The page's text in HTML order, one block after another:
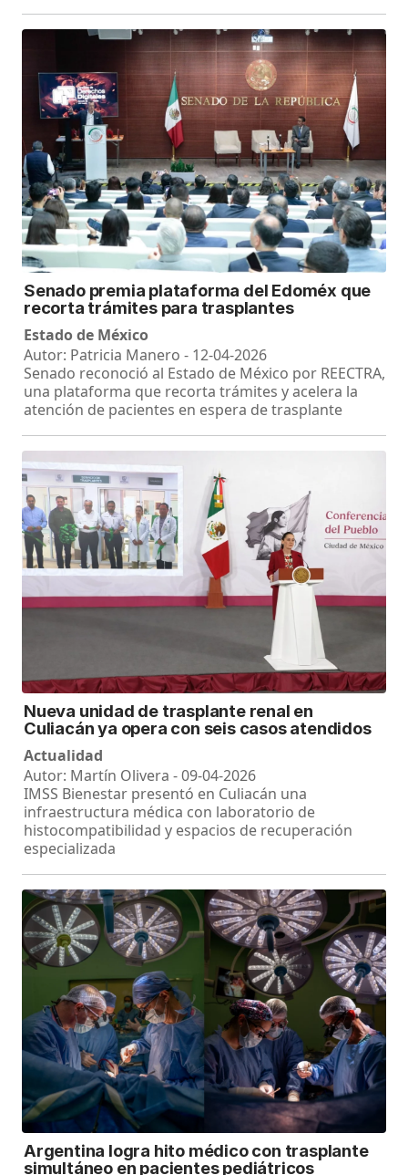
Senado premia plataforma del Edoméx que
recorta trámites para trasplantes
Estado de México
Autor: Patricia Manero - 12-04-2026
Senado reconoció al Estado de México por REECTRA,
una plataforma que recorta trámites y acelera la
atención de pacientes en espera de trasplante
Nueva unidad de trasplante renal en
Culiacán ya opera con seis casos atendidos
Actualidad
Autor: Martín Olivera - 09-04-2026
IMSS Bienestar presentó en Culiacán una
infraestructura médica con laboratorio de
histocompatibilidad y espacios de recuperación
especializada
Argentina logra hito médico con trasplante
simultáneo en pacientes pediátricos